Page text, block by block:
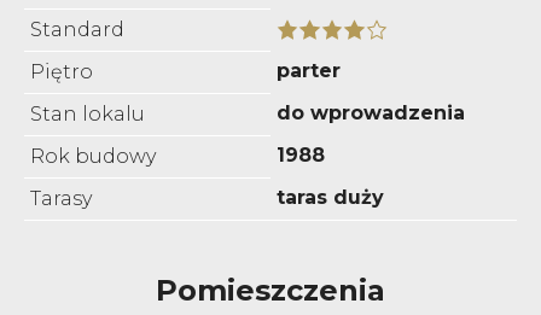
Standard
Piętro
parter
Stan lokalu
do wprowadzenia
Rok budowy
1988
Tarasy
taras duży
Pomieszczenia